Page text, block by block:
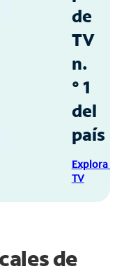
de
TV
n.
° 1
del
país
Explora
TV
de